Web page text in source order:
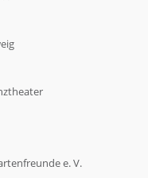
e. V.